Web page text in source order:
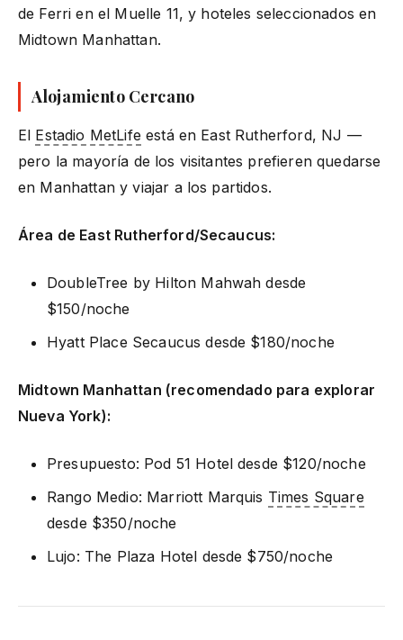
de Ferri en el Muelle 11, y hoteles seleccionados en
Midtown Manhattan.
Alojamiento Cercano
El Estadio MetLife está en East Rutherford, NJ —
pero la mayoría de los visitantes prefieren quedarse
en Manhattan y viajar a los partidos.
Área de East Rutherford/Secaucus:
DoubleTree by Hilton Mahwah desde
$150/noche
Hyatt Place Secaucus desde $180/noche
Midtown Manhattan (recomendado para explorar
Nueva York):
Presupuesto: Pod 51 Hotel desde $120/noche
Rango Medio: Marriott Marquis Times Square
desde $350/noche
Lujo: The Plaza Hotel desde $750/noche